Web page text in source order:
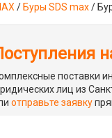
/ Буры SDS max/
поставки
лиц из
отправьте заявку